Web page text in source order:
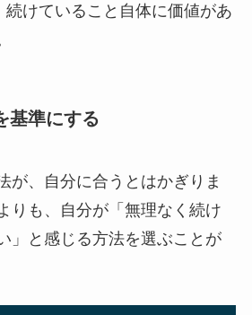
続けていること自体に価値があ
基準にする
が、自分に合うとはかぎりま
りも、自分が「無理なく続け
」と感じる方法を選ぶことが